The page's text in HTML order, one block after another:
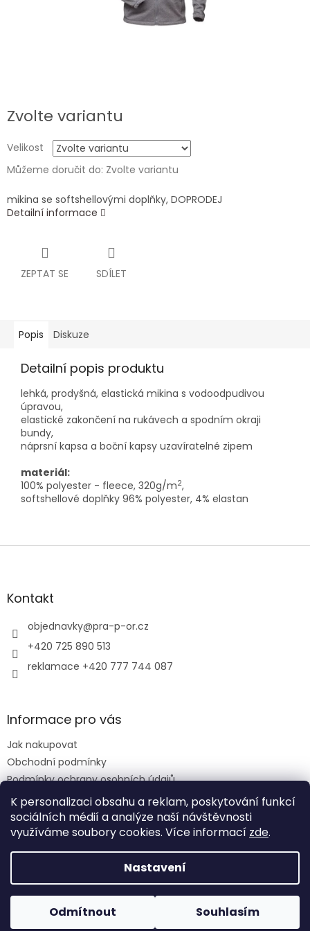
K personalizaci obsahu a reklam, poskytování funkcí
sociálních médií a analýze naší návštěvnosti
využíváme soubory cookies. Více informací zde.
Nastavení
Odmítnout Souhlasím
Zvolte variantu
Velikost
Můžeme doručit do: Zvolte variantu
mikina se softshellovými doplňky, DOPRODEJ
Detailní informace
ZEPTAT SE SDÍLET
Popis Diskuze
Detailní popis produktu
lehká, prodyšná, elastická mikina s vodoodpudivou
úpravou,
elastické zakončení na rukávech a spodním okraji
bundy,
náprsní kapsa a boční kapsy uzavíratelné zipem
materiál:
100% polyester - fleece, 320g/m2,
softshellové doplňky 96% polyester, 4% elastan
Z
aKontakt
objednavky@pra-p-or.cz
+420 725 890 513
reklamace +420 777 744 087
Informace pro vás
Jak nakupovat
Obchodní podmínky
Podmínky ochrany osobních údajů
Reklamační řád
Vytvořil Shoptet
Copyright 2026PRA-P-OR eshop. Všechna práva
vyhrazena.
Upravit nastavení cookies